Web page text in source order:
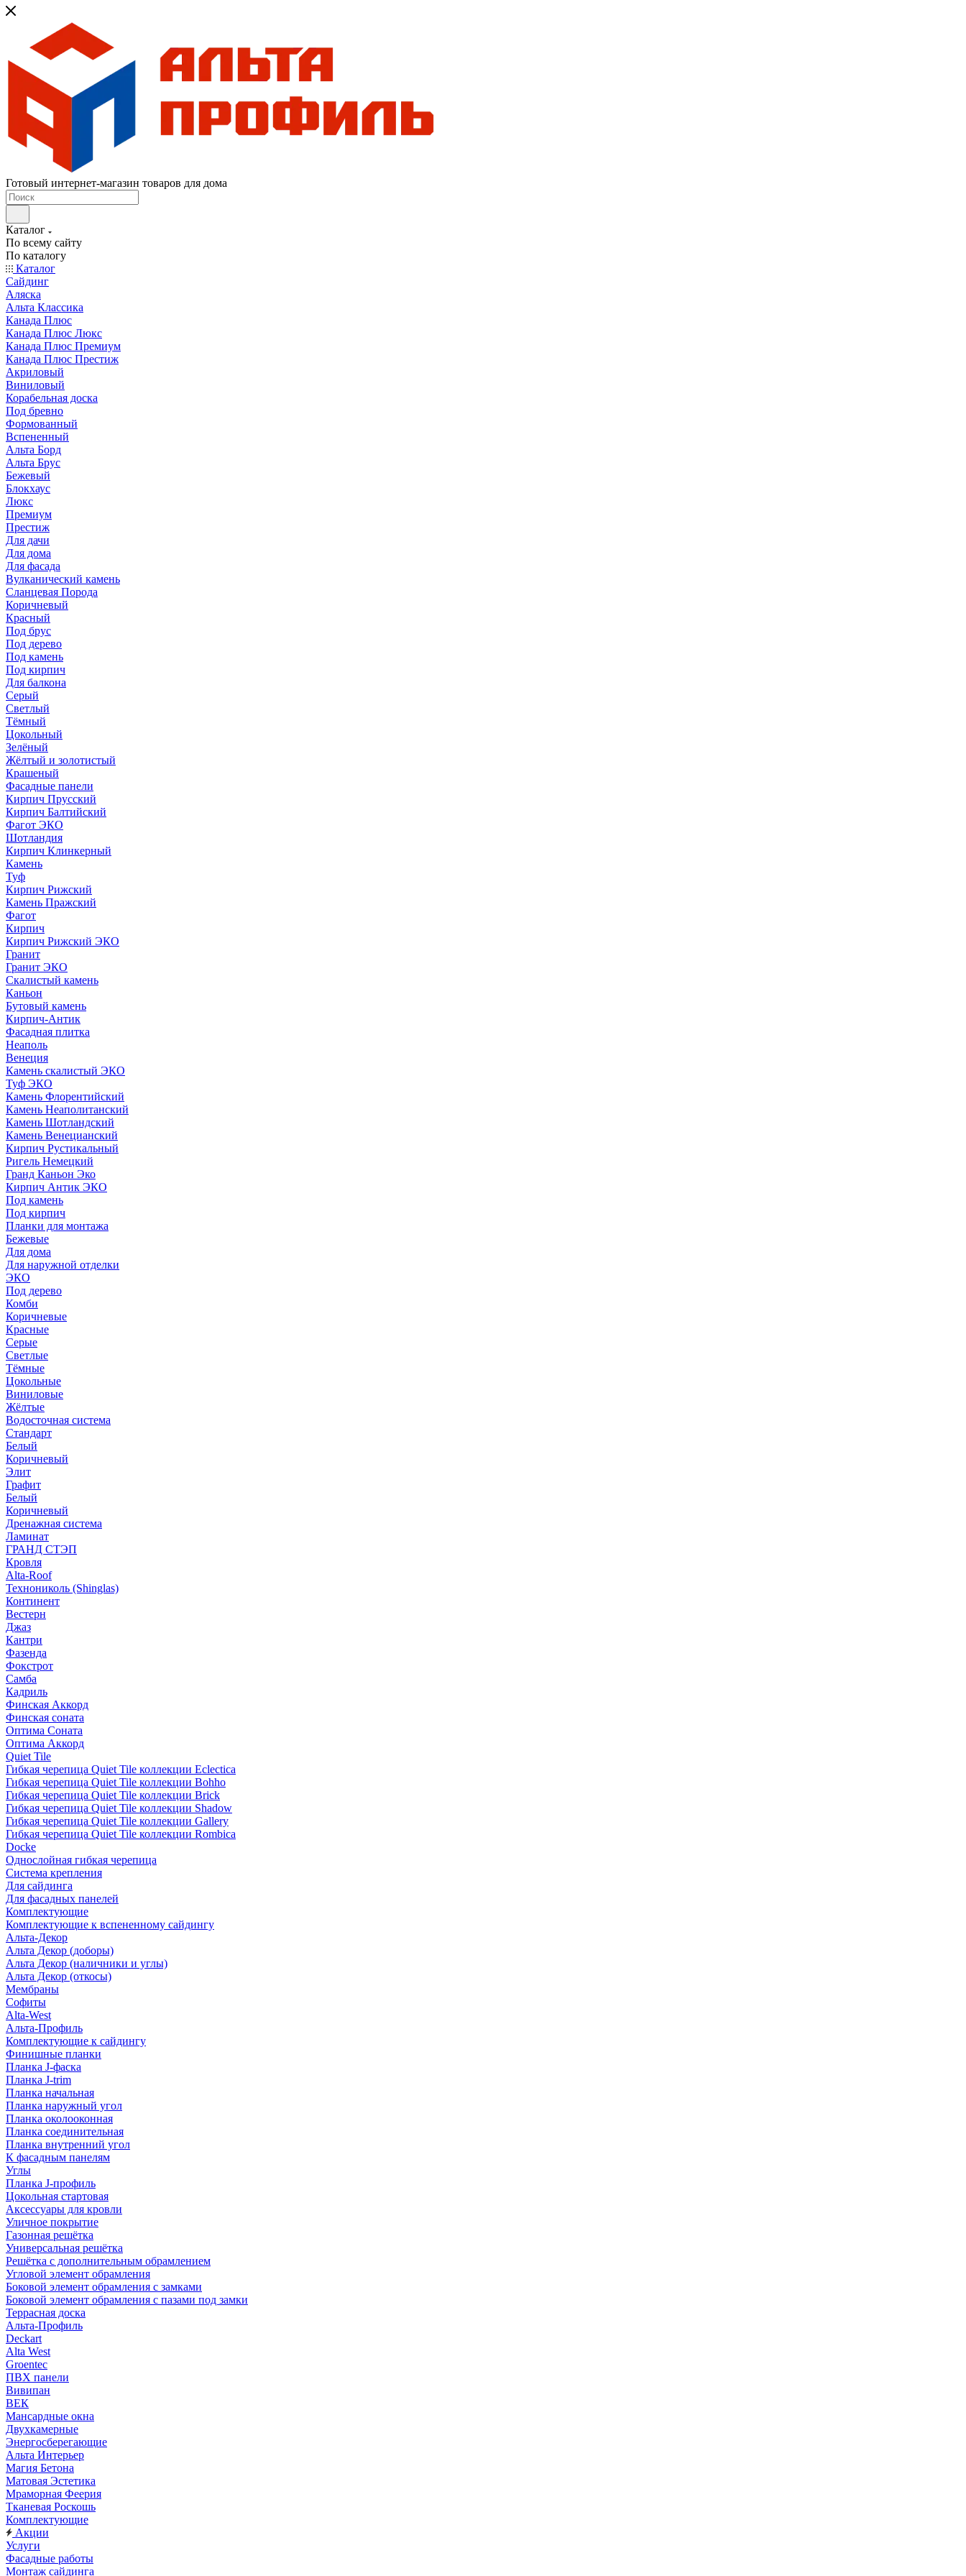
Готовый интернет-магазин товаров для дома
Каталог
По всему сайту
По каталогу
Каталог
Сайдинг
Аляска
Альта Классика
Канада Плюс
Канада Плюс Люкс
Канада Плюс Премиум
Канада Плюс Престиж
Акриловый
Виниловый
Корабельная доска
Под бревно
Формованный
Вспененный
Альта Борд
Альта Брус
Бежевый
Блокхаус
Люкс
Премиум
Престиж
Для дачи
Для дома
Для фасада
Вулканический камень
Сланцевая Порода
Коричневый
Красный
Под брус
Под дерево
Под камень
Под кирпич
Для балкона
Серый
Светлый
Тёмный
Цокольный
Зелёный
Жёлтый и золотистый
Крашеный
Фасадные панели
Кирпич Прусский
Кирпич Балтийский
Фагот ЭКО
Шотландия
Кирпич Клинкерный
Камень
Туф
Кирпич Рижский
Камень Пражский
Фагот
Кирпич
Кирпич Рижский ЭКО
Гранит
Гранит ЭКО
Скалистый камень
Каньон
Бутовый камень
Кирпич-Антик
Фасадная плитка
Неаполь
Венеция
Камень скалистый ЭКО
Туф ЭКО
Камень Флорентийский
Камень Неаполитанский
Камень Шотландский
Камень Венецианский
Кирпич Рустикальный
Ригель Немецкий
Гранд Каньон Эко
Кирпич Антик ЭКО
Под камень
Под кирпич
Планки для монтажа
Бежевые
Для дома
Для наружной отделки
ЭКO
Под дерево
Комби
Коричневые
Красные
Серые
Светлые
Тёмные
Цокольные
Виниловые
Жёлтые
Водосточная система
Стандарт
Белый
Коричневый
Элит
Графит
Белый
Коричневый
Дренажная система
Ламинат
ГРАНД СТЭП
Кровля
Alta-Roof
Технониколь (Shinglas)
Континент
Вестерн
Джаз
Кантри
Фазенда
Фокстрот
Самба
Кадриль
Финская Аккорд
Финская соната
Оптима Соната
Оптима Аккорд
Quiet Tile
Гибкая черепица Quiet Tile коллекции Eclectica
Гибкая черепица Quiet Tile коллекции Bohho
Гибкая черепица Quiet Tile коллекции Brick
Гибкая черепица Quiet Tile коллекции Shadow
Гибкая черепица Quiet Tile коллекции Gallery
Гибкая черепица Quiet Tile коллекции Rombica
Docke
Однослойная гибкая черепица
Система крепления
Для сайдинга
Для фасадных панелей
Комплектующие
Комплектующие к вспененному сайдингу
Альта-Декор
Альта Декор (доборы)
Альта Декор (наличники и углы)
Альта Декор (откосы)
Мембраны
Софиты
Alta-West
Альта-Профиль
Комплектующие к сайдингу
Финишные планки
Планка J-фаска
Планка J-trim
Планка начальная
Планка наружный угол
Планка околооконная
Планка соединительная
Планка внутренний угол
К фасадным панелям
Углы
Планка J-профиль
Цокольная стартовая
Аксессуары для кровли
Уличное покрытие
Газонная решётка
Универсальная решётка
Решётка с дополнительным обрамлением
Угловой элемент обрамления
Боковой элемент обрамления с замками
Боковой элемент обрамления с пазами под замки
Террасная доска
Альта-Профиль
Deckart
Alta West
Groentec
ПВХ панели
Вивипан
ВЕК
Мансардные окна
Двухкамерные
Энергосберегающие
Альта Интерьер
Магия Бетона
Матовая Эстетика
Мраморная Феерия
Тканевая Роскошь
Комплектующие
Акции
Услуги
Фасадные работы
Монтаж сайдинга